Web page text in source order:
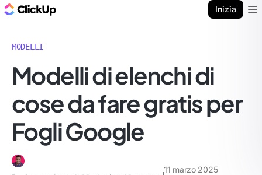
Inizia
MODELLI
Modelli di elenchi di
cose da fare gratis per
Fogli Google
11 marzo 2025